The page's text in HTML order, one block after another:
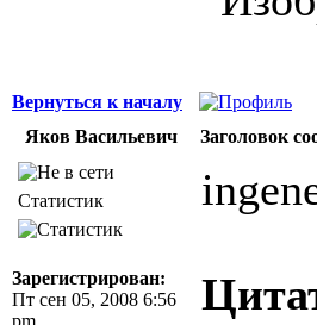
Вернуться к началу
Яков Васильевич
Заголовок
Статистик
Зарегистрирован:
Пт сен 05, 2008 6:56
pm